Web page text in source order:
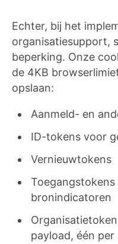
Echter, bij het
organisatiesupport,
beperking. Onze
de 4KB
opslaan:
Aanmeld- en
ID-tokens voor
Vernieuwtokens
bronindicatoren
payload, één